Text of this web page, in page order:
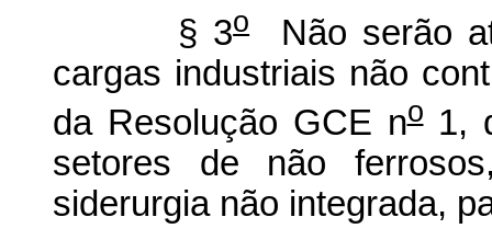
§ 3oNão serão
cargas industriais não
da Resolução GCE no1,
setores de não
siderurgia não integrada,